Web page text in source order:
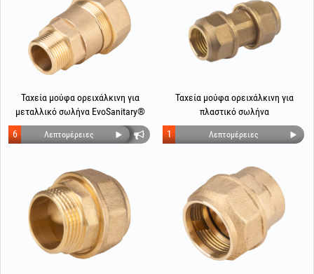
Ταχεία μούφα ορειχάλκινη για
μεταλλικό σωλήνα EvoSanitary®
Λεπτομέρειες
6
Ταχεία μούφα ορειχάλκινη για
πλαστικό σωλήνα
Λεπτομέρειες
1